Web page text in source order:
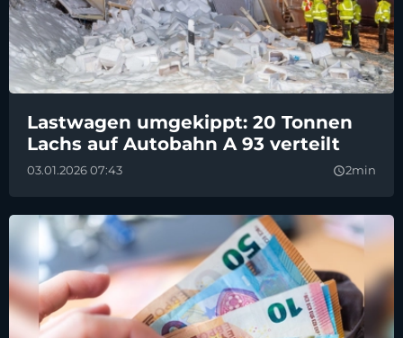
Lastwagen umgekippt: 20 Tonnen
Lachs auf Autobahn A 93 verteilt
03.01.2026 07:43 query_builder2min